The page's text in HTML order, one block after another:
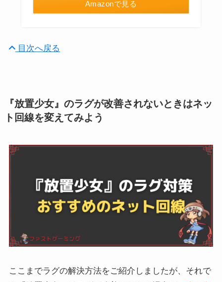
Amazonで見る
目次へ戻る
『放置少女』のラグが改善されないときはネッ
ト回線を変えてみよう
ここまでラグの解決方法をご紹介しましたが、それで